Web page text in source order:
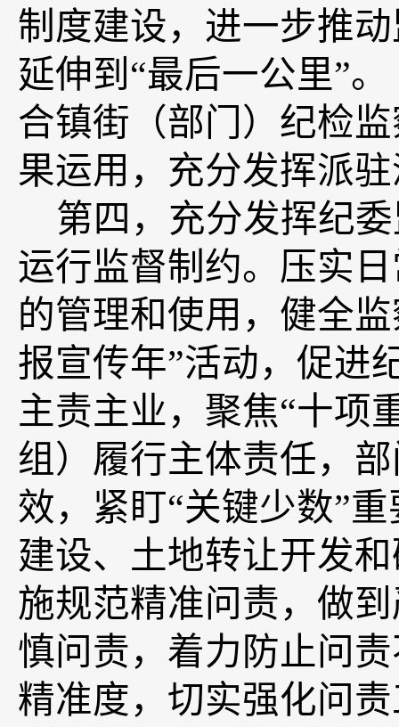
制度建设，进一步推
延伸到“最后一公里”
合镇街（部门）纪检
果运用，充分发挥派
第四， 充分发挥纪
运行监督制约。 压实
的管理和使用，健全
报宣传年”活动，促进
主责主业，聚焦“十项
组）履行主体责任，
效，紧盯“关键少数”
建设、土地转让开发
施规范精准问责，做
慎问责，着力防止问
精准度，切实强化问